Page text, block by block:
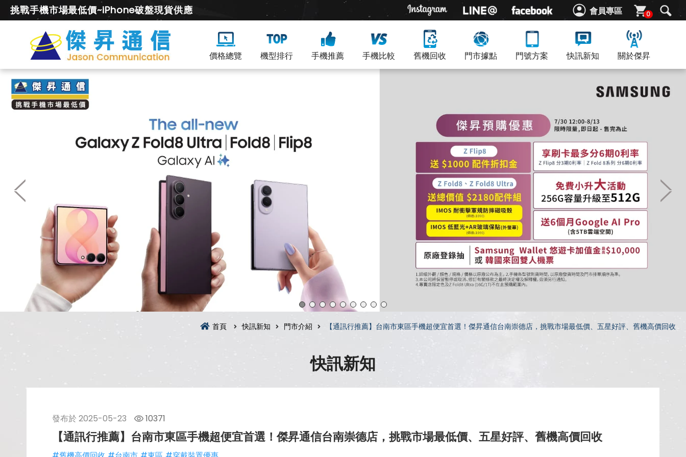
會員專區 0
挑戰手機市場最低價~iPhone破盤現貨供應
價格總覽 機型排行 手機推薦 手機比較 舊機回收 門市據點 門號方案 快訊新知 關於傑昇
首頁 快訊新知 門市介紹 【通訊行推薦】台南市東區手機超便宜首選！傑昇通信台南崇德店，挑戰市場最低價、五星好評、舊機高價回收
快訊新知
發布於 2025-05-23 10371
【通訊行推薦】台南市東區手機超便宜首選！傑昇通信台南崇德店，挑戰市場最低價、五星好評、舊機高價回收